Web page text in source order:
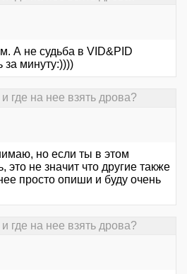
А не судьба в VID&PID
за минуту:))))
где на нее взять дрова?
но если ты в этом
не значит что другие также
просто опиши и буду очень
где на нее взять дрова?